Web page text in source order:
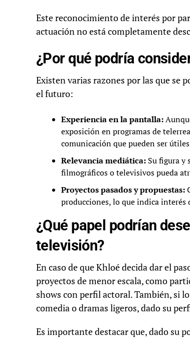
Este reconocimiento de interés por
actuación no está completamente
¿Por qué podría
Existen varias razones por las que se
el futuro:
Experiencia en la pantalla:
exposición en programas de
comunicación que pueden ser
Relevancia mediática: Su figura y
filmográficos o televisivos pueda
Proyectos pasados y propuestas:
producciones, lo que indica
¿Qué papel podrían
televisión?
En caso de que Khloé decida dar el
proyectos de menor escala, como
shows con perfil actoral. También, si
comedia o dramas ligeros, dado su
Es importante destacar que, dado su